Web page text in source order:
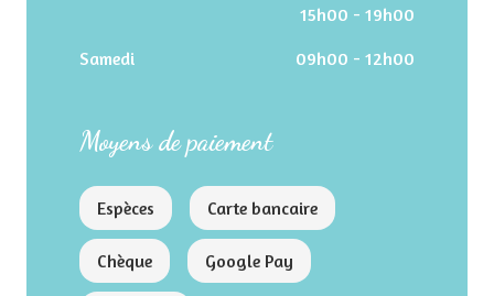
15h00 - 19h00
Samedi
09h00 - 12h00
Moyens de paiement
Espèces Carte bancaire
Chèque Google Pay